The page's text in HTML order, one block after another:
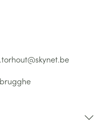
skynet.be